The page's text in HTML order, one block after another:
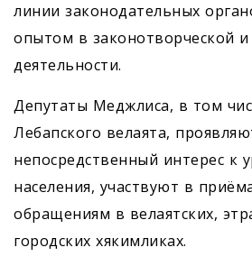
линии законодательных
опытом в законотворческой
деятельности.
Депутаты Меджлиса, в том
Лебапского велаята,
непосредственный интерес к
населения, участвуют в
обращениям в велаятских,
городских хякимликах.